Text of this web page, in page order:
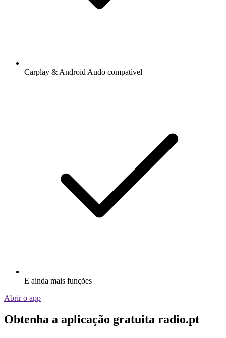
Carplay & Android Audo compatìvel
E ainda mais funções
Abrir o app
Obtenha a aplicação gratuita radio.pt